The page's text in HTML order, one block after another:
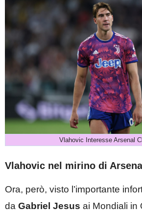
Vlahovic Interesse Arsenal
Vlahovic nel mirino di
Ora, però, visto l’importante
da Gabriel Jesus ai Mondiali in